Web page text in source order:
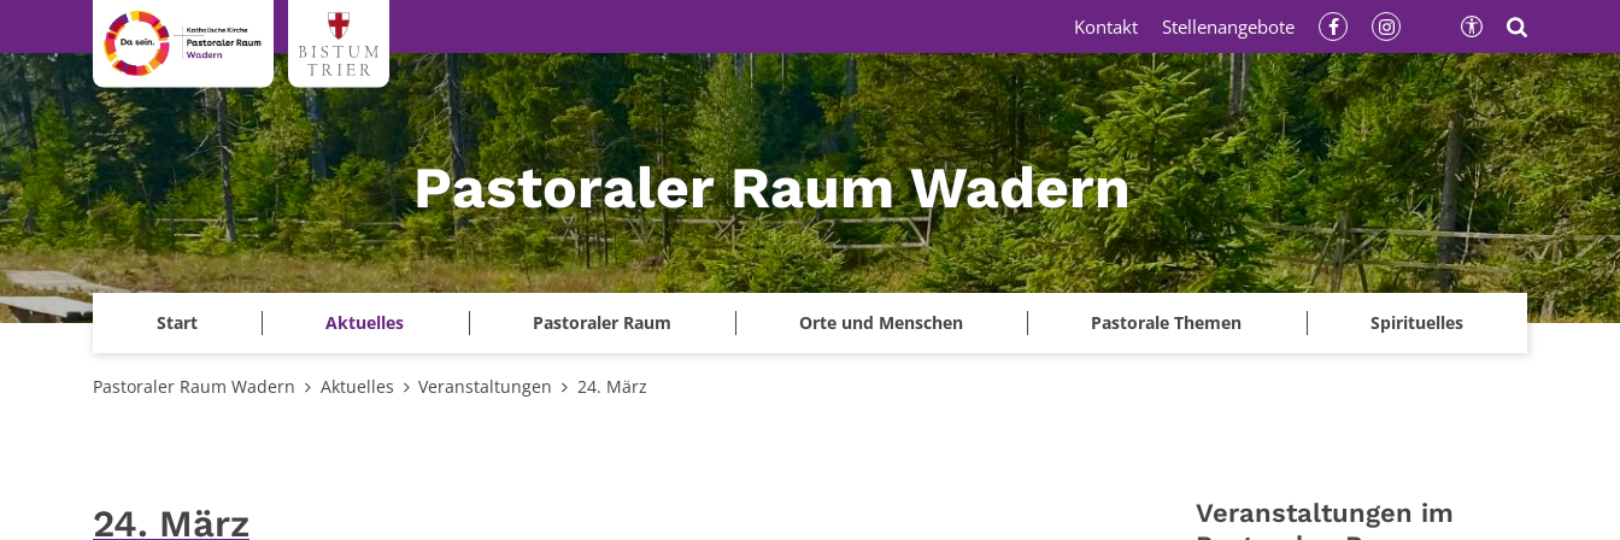
Zum Inhalt springen
Pastoraler Raum Wadern
Start Aktuelles Pastoraler Raum Orte und Menschen Pastorale Themen Spirituelles
Kontakt Stellenangebote
Pastoraler Raum Wadern Aktuelles Veranstaltungen 24. März
24. März
Veranstaltungen im